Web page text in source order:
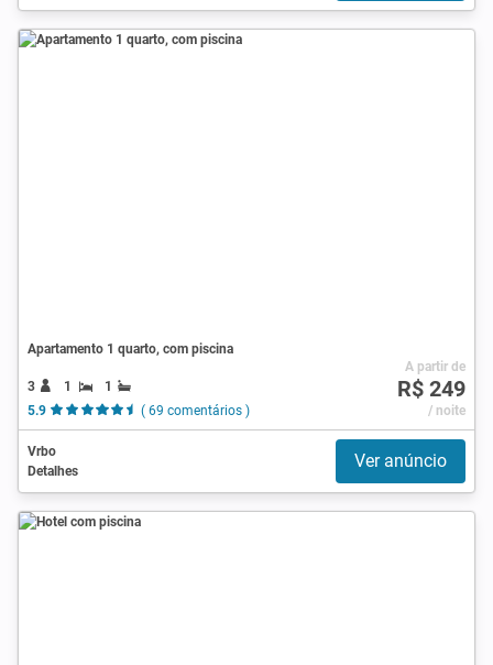
Apartamento 1 quarto, com piscina
3 1
1
5.9
( 69 comentários )
A partir de
R$ 249
/ noite
Vrbo
Detalhes
Ver anúncio